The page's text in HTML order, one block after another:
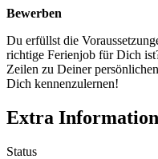
Bewerben
Du erfüllst die
richtige Ferienjob für Dich
Zeilen zu Deiner
Dich kennenzulernen!
Extra
Status